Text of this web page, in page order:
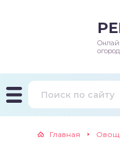
Главная
и подкормки